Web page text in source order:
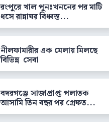
রংপুরে খাল পুনঃখননের পর মাটি
ধসে রান্নাঘর বিধ্বস্ত...
নীলফামারীর এক মেলায় মিলছে
বিভিন্ন সেবা
বদরগঞ্জে সাজাপ্রাপ্ত পলাতক
আসামি তিন বছর পর গ্রেফত...